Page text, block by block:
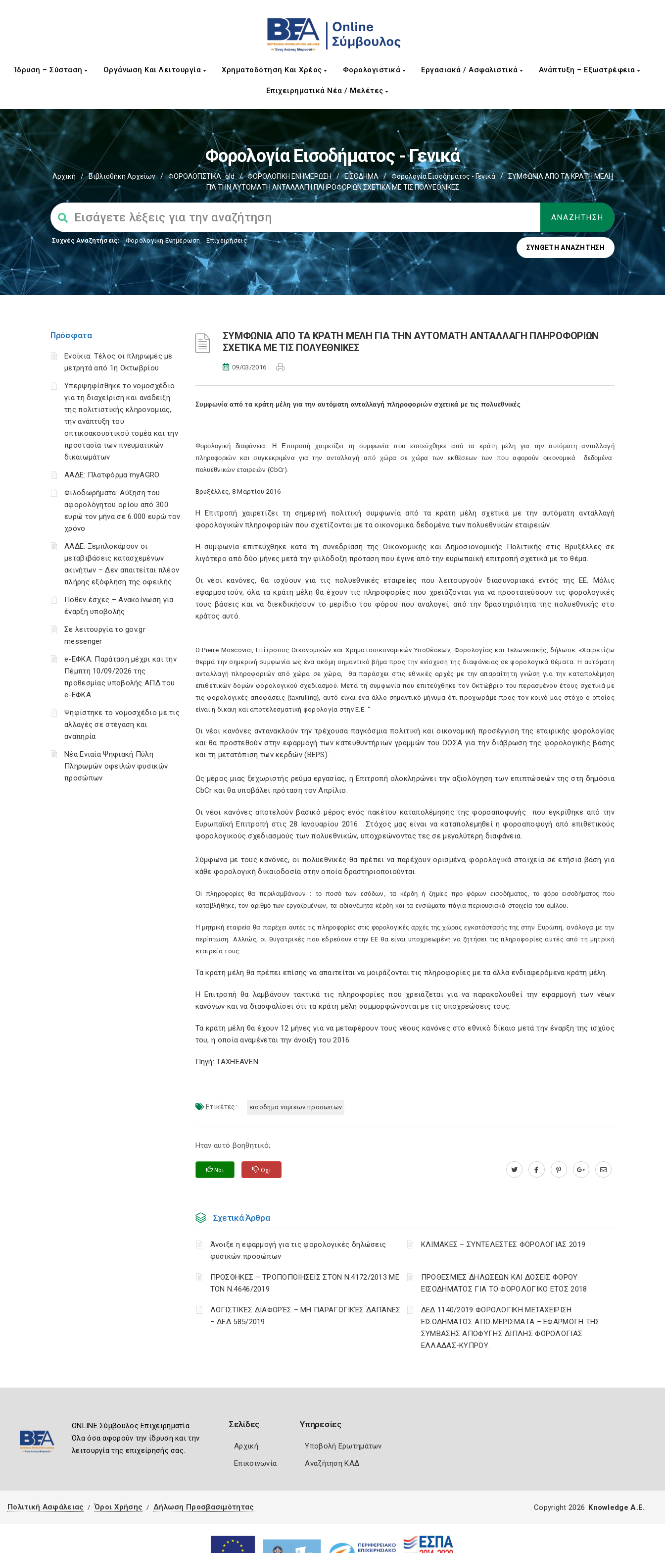
Ίδρυση – Σύσταση Οργάνωση Και Λειτουργία Χρηματοδότηση Και Χρέος Φορολογιστικά Εργασιακά / Ασφαλιστικά Ανάπτυξη – Εξωστρέφεια
Επιχειρηματικά Νέα / Μελέτες
Φορολογία Εισοδήματος - Γενικά
Αρχική / Βιβλιοθήκη Αρχείων / ΦΟΡΟΛΟΓΙΣΤΙΚΑ_old / ΦΟΡΟΛΟΓΙΚΗ ΕΝΗΜΕΡΩΣΗ / ΕΙΣΟΔΗΜΑ / Φορολογία Εισοδήματος - Γενικά /
ΣΥΜΦΩΝΙΑ ΑΠΟ ΤΑ ΚΡΑΤΗ ΜΕΛΗ
ΓΙΑ ΤΗΝ ΑΥΤΟΜΑΤΗ ΑΝΤΑΛΛΑΓΗ ΠΛΗΡΟΦΟΡΙΩΝ ΣΧΕΤΙΚΑ ΜΕ ΤΙΣ ΠΟΛΥΕΘΝΙΚΕΣ
Συχνές Αναζητήσεις: Φορολογικη Ενημέρωση, Επιχειρήσεις
ΣΎΝΘΕΤΗ ΑΝΑΖΉΤΗΣΗ
Πρόσφατα
Ενοίκια: Τέλος οι πληρωμές με
μετρητά από 1η Οκτωβρίου
Υπερψηφίσθηκε το νομοσχέδιο
για τη διαχείριση και ανάδειξη
της πολιτιστικής κληρονομιάς,
την ανάπτυξη του
οπτικοακουστικού τομέα και την
προστασία των πνευματικών
δικαιωμάτων
ΑΑΔΕ: Πλατφόρμα myAGRO
Φιλοδωρήματα: Αύξηση του
αφορολόγητου ορίου από 300
ευρώ τον μήνα σε 6.000 ευρώ τον
χρόνο
ΑΑΔΕ: Ξεμπλοκάρουν οι
μεταβιβάσεις κατασχεμένων
ακινήτων – Δεν απαιτείται πλέον
πλήρης εξόφληση της οφειλής
Πόθεν έσχες – Ανακοίνωση για
έναρξη υποβολής
Σε λειτουργία το gov.gr
messenger
e-ΕΦΚΑ: Παράταση μέχρι και την
Πέμπτη 10/09/2026 της
προθεσμίας υποβολής ΑΠΔ του
e-ΕΦΚΑ
Ψηφίστηκε το νομοσχέδιο με τις
αλλαγές σε στέγαση και
αναπηρία
Νέα Ενιαία Ψηφιακή Πύλη
Πληρωμών οφειλών φυσικών
προσώπων
ΣΥΜΦΩΝΙΑ ΑΠΟ ΤΑ ΚΡΑΤΗ ΜΕΛΗ ΓΙΑ ΤΗΝ ΑΥΤΟΜΑΤΗ ΑΝΤΑΛΛΑΓΗ ΠΛΗΡΟΦΟΡΙΩΝ
ΣΧΕΤΙΚΑ ΜΕ ΤΙΣ ΠΟΛΥΕΘΝΙΚΕΣ
09/03/2016
Συμφωνία από τα κράτη μέλη για την αυτόματη ανταλλαγή πληροφοριών σχετικά με τις πολυεθνικές
Φορολογική διαφάνεια: Η Επιτροπή χαιρετίζει τη συμφωνία που επιτεύχθηκε από τα κράτη μέλη για την αυτόματη ανταλλαγή
πληροφοριών και συγκεκριμένα για την ανταλλαγή από χώρα σε χώρα των εκθέσεων των που αφορούν οικονομικά δεδομένα
πολυεθνικών εταιρειών(CbCr).
Βρυξέλλες, 8 Μαρτίου 2016
Η Επιτροπή χαιρετίζει τη σημερινή πολιτική συμφωνία από τα κράτη μέλη σχετικά με την αυτόματη ανταλλαγή
φορολογικών πληροφοριών που σχετίζονται με τα οικονομικά δεδομένα των πολυεθνικών εταιρειών.
Η συμφωνία επιτεύχθηκε κατά τη συνεδρίαση της Οικονομικής και Δημοσιονομικής Πολιτικής στις Βρυξέλλες σε
λιγότερο από δύο μήνες μετά την φιλόδοξη πρόταση που έγινε από την ευρωπαϊκή επιτροπή σχετικά με το θέμα.
Οι νέοι κανόνες, θα ισχύουν για τις πολυεθνικές εταιρείες που λειτουργούν διασυνοριακά εντός της ΕΕ. Μόλις
εφαρμοστούν, όλα τα κράτη μέλη θα έχουν τις πληροφορίες που χρειάζονται για να προστατεύσουν τις φορολογικές
τους βάσεις και να διεκδικήσουν το μερίδιο του φόρου που αναλογεί, από την δραστηριότητα της πολυεθνικής στο
κράτος αυτό.
Ο Pierre Moscovici, Επίτροπος Οικονομικών και Χρηματοοικονομικών Υποθέσεων, Φορολογίας και Τελωνειακής, δήλωσε: «Χαιρετίζω
θερμά την σημερινή συμφωνία ως ένα ακόμη σημαντικό βήμα προς την ενίσχυση της διαφάνειας σε φορολογικά θέματα. Η αυτόματη
ανταλλαγή πληροφοριών από χώρα σε χώρα, θα παράσχει στις εθνικές αρχές με την απαραίτητη γνώση για την καταπολέμηση
επιθετικών δομών φορολογικού σχεδιασμού. Μετά τη συμφωνία που επιτεύχθηκε τον Οκτώβριο του περασμένου έτους σχετικά με
τις φορολογικές αποφάσεις (taxrulling), αυτό είναι ένα άλλο σημαντικό μήνυμα ότι προχωράμε προς τον κοινό μας στόχο ο οποίος
είναι η δίκαιη και αποτελεσματική φορολογία στην Ε.Ε. “
Οι νέοι κανόνες αντανακλούν την τρέχουσα παγκόσμια πολιτική και οικονομική προσέγγιση της εταιρικής φορολογίας
και θα προστεθούν στην εφαρμογή των κατευθυντήριων γραμμών του ΟΟΣΑ για την διάβρωση της φορολογικής βάσης
και τη μετατόπιση των κερδών (BEPS).
Ως μέρος μιας ξεχωριστής ρεύμα εργασίας, η Επιτροπή ολοκληρώνει την αξιολόγηση των επιπτώσεών της στη δημόσια
CbCr και θα υποβάλει πρόταση τον Απρίλιο.
Οι νέοι κανόνες αποτελούν βασικό μέρος ενός πακέτου καταπολέμησης της φοροαποφυγής
που εγκρίθηκε από την
Ευρωπαϊκή Επιτροπή στις 28 Ιανουαρίου 2016.Στόχος μας είναι να καταπολεμηθεί η φοροαποφυγή από επιθετικούς
φορολογικούς σχεδιασμούς των πολυεθνικών, υποχρεώνοντας τες σε μεγαλύτερη διαφάνεια.
Σύμφωνα με τους κανόνες, οι πολυεθνικές θα πρέπει να παρέχουν ορισμένα, φορολογικά στοιχεία σε ετήσια βάση για
κάθε φορολογική δικαιοδοσία στην οποία δραστηριοποιούνται.
Οι πληροφορίες θα περιλαμβάνουν : το ποσό των εσόδων, τα κέρδη ή ζημίες προ φόρων εισοδήματος, το φόρο εισοδήματος που
καταβλήθηκε, τον αριθμό των εργαζομένων, τα αδιανέμητα κέρδη και τα ενσώματα πάγια περιουσιακά στοιχεία του ομίλου.
Η μητρική εταιρεία θα παρέχει αυτές τις πληροφορίες στις φορολογικές αρχές της χώρας εγκατάστασής της στην Ευρώπη, ανάλογα με την
περίπτωση.Αλλιώς, οι θυγατρικές που εδρεύουν στην ΕΕ θα είναι υποχρεωμένη να ζητήσει τις πληροφορίες αυτές από τη μητρική
εταιρεία τους.
Τα κράτη μέλη θα πρέπει επίσης να απαιτείται να μοιράζονται τις πληροφορίες με τα άλλα ενδιαφερόμενα κράτη μέλη.
Η Επιτροπή θα λαμβάνουν τακτικά τις πληροφορίες που χρειάζεται για να παρακολουθεί την εφαρμογή των νέων
κανόνων και να διασφαλίσει ότι τα κράτη μέλη συμμορφώνονται με τις υποχρεώσεις τους.
Τα κράτη μέλη θα έχουν 12 μήνες για να μεταφέρουν τους νέους κανόνες στο εθνικό δίκαιο μετά την έναρξη της ισχύος
του, η οποία αναμένεται την άνοιξη του 2016.
Πηγή: TAXHEAVEN
Ετικέτες: εισοδημα νομικων προσωπων
Ηταν αυτό βοηθητικό;
Ναι Οχι
Σχετικά Άρθρα
Άνοιξε η εφαρμογή για τις φορολογικές δηλώσεις
φυσικών προσώπων
ΚΛΙΜΑΚΕΣ – ΣΥΝΤΕΛΕΣΤΕΣ ΦΟΡΟΛΟΓΙΑΣ 2019
ΠΡΟΣΘΗΚΕΣ – ΤΡΟΠΟΠΟΙΗΣΕΙΣ ΣΤΟΝ Ν.4172/2013 ΜΕ
ΤΟΝ Ν.4646/2019
ΠΡΟΘΕΣΜΙΕΣ ΔΗΛΩΣΕΩΝ ΚΑΙ ΔΟΣΕΙΣ ΦΟΡΟΥ
ΕΙΣΟΔΗΜΑΤΟΣ ΓΙΑ ΤΟ ΦΟΡΟΛΟΓΙΚΟ ΕΤΟΣ 2018
ΛΟΓΙΣΤΙΚΈΣ ΔΙΑΦΟΡΈΣ – ΜΗ ΠΑΡΑΓΩΓΙΚΈΣ ΔΑΠΆΝΕΣ
– ΔΕΔ 585/2019
ΔΕΔ 1140/2019 ΦΟΡΟΛΟΓΙΚΗ ΜΕΤΑΧΕΙΡΙΣΗ
ΕΙΣΟΔΗΜΑΤΟΣ ΑΠΟ ΜΕΡΙΣΜΑΤΑ – ΕΦΑΡΜΟΓΗ ΤΗΣ
ΣΥΜΒΑΣΗΣ ΑΠΟΦΥΓΗΣ ΔΙΠΛΗΣ ΦΟΡΟΛΟΓΙΑΣ
ΕΛΛΑΔΑΣ-ΚΥΠΡΟΥ.
ONLINE Σύμβουλος Επιχειρηματία
Όλα όσα αφορούν την ίδρυση και την
λειτουργία της επιχείρησής σας.
Σελίδες
Αρχική
Επικοινωνία
Υπηρεσίες
Υποβολή Ερωτημάτων
Αναζήτηση ΚΑΔ
Πολιτική Ασφάλειας Όροι Χρήσης Δήλωση Προσβασιμότητας Copyright 2026 Knowledge A.E.